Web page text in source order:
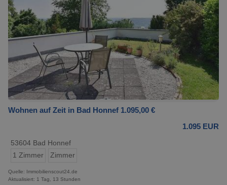
Wohnen auf Zeit in Bad Honnef 1.095,00 €
1.095 EUR
53604 Bad Honnef
1 Zimmer
Zimmer
Quelle: Immobilienscout24.de
Aktualisiert: 1 Tag, 13 Stunden